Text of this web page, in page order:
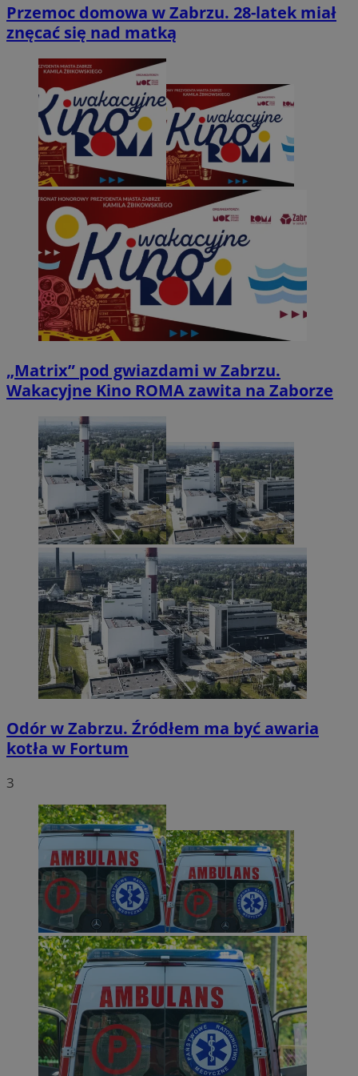
Przemoc domowa w Zabrzu. 28-latek miał
znęcać się nad matką
„Matrix” pod gwiazdami w Zabrzu.
Wakacyjne Kino ROMA zawita na Zaborze
Odór w Zabrzu. Źródłem ma być awaria
kotła w Fortum
3